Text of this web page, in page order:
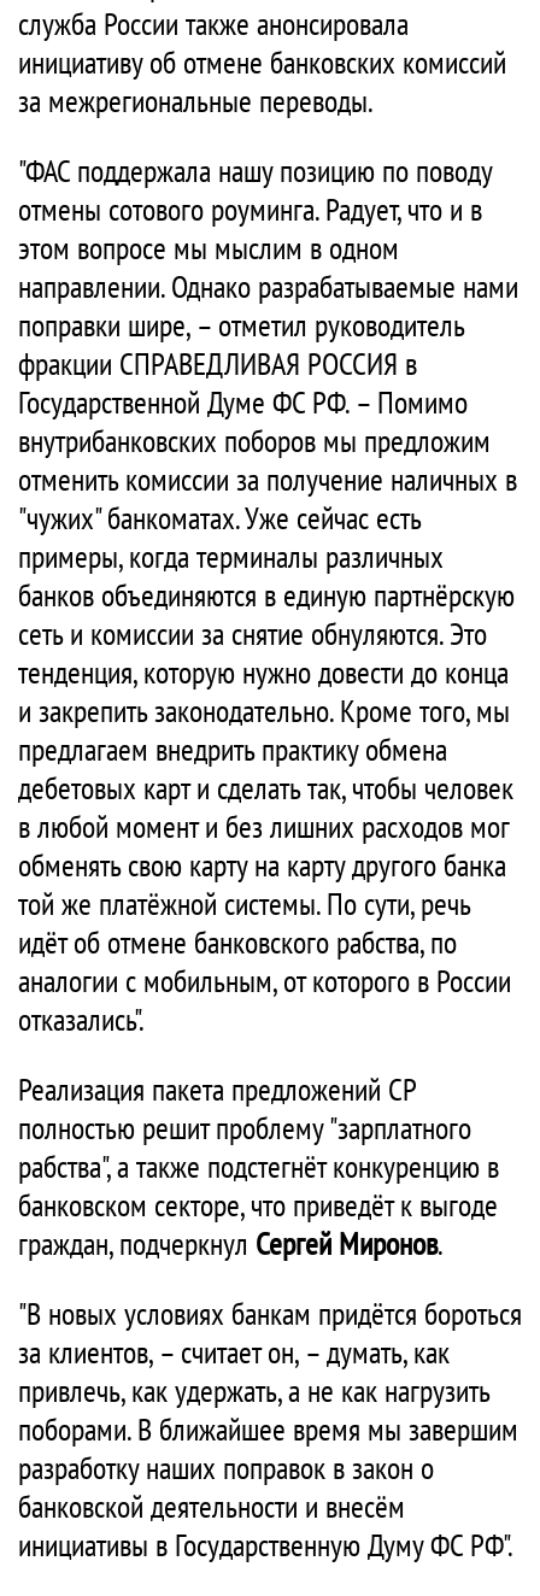
служба России также анонсировала
инициативу об отмене банковских комиссий
за межрегиональные переводы.
"ФАС поддержала нашу позицию по поводу
отмены сотового роуминга. Радует, что и в
этом вопросе мы мыслим в одном
направлении. Однако разрабатываемые нами
поправки шире, – отметил руководитель
фракции СПРАВЕДЛИВАЯ РОССИЯ в
Государственной Думе ФС РФ. – Помимо
внутрибанковских поборов мы предложим
отменить комиссии за получение наличных в
"чужих" банкоматах. Уже сейчас есть
примеры, когда терминалы различных
банков объединяются в единую партнёрскую
сеть и комиссии за снятие обнуляются. Это
тенденция, которую нужно довести до конца
и закрепить законодательно. Кроме того, мы
предлагаем внедрить практику обмена
дебетовых карт и сделать так, чтобы человек
в любой момент и без лишних расходов мог
обменять свою карту на карту другого банка
той же платёжной системы. По сути, речь
идёт об отмене банковского рабства, по
аналогии с мобильным, от которого в России
отказались".
Реализация пакета предложений СР
полностью решит проблему "зарплатного
рабства", а также подстегнёт конкуренцию в
банковском секторе, что приведёт к выгоде
граждан, подчеркнул Сергей Миронов.
"В новых условиях банкам придётся бороться
за клиентов, – считает он, – думать, как
привлечь, как удержать, а не как нагрузить
поборами. В ближайшее время мы завершим
разработку наших поправок в закон о
банковской деятельности и внесём
инициативы в Государственную Думу ФС РФ".